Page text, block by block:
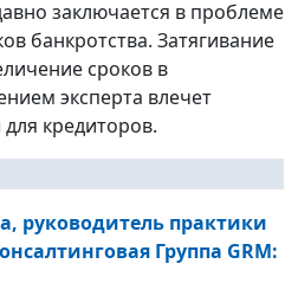
заключается в проблеме
банкротства. Затягивание
сроков в
эксперта влечет
кредиторов.
руководитель практики
Группа GRM: